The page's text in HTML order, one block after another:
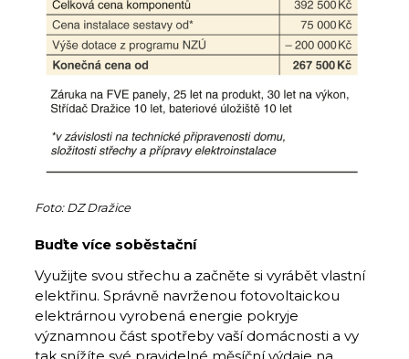
Foto: DZ Dražice
Buďte více soběstační
Využijte svou střechu a začněte si vyrábět vlastní
elektřinu. Správně navrženou fotovoltaickou
elektrárnou vyrobená energie pokryje
významnou část spotřeby vaší domácnosti a vy